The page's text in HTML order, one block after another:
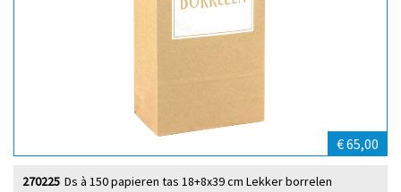
€ 65,00
Ds à 150 papieren tas 18+8x39 cm Lekker borrelen
270225